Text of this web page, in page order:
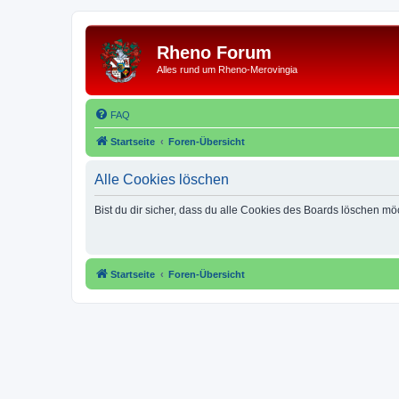
Rheno Forum
Alles rund um Rheno-Merovingia
FAQ
Startseite Foren-Übersicht
Alle Cookies löschen
Bist du dir sicher, dass du alle Cookies des Boards löschen
Startseite Foren-Übersicht